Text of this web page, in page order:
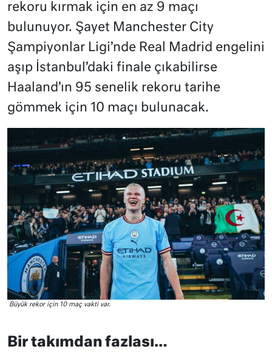
rekoru kırmak için en az 9 maçı
bulunuyor. Şayet Manchester City
Şampiyonlar Ligi’nde Real Madrid engelini
aşıp İstanbul’daki finale çıkabilirse
Haaland’ın 95 senelik rekoru tarihe
gömmek için 10 maçı bulunacak.
Büyük rekor için 10 maç vakti var.
Bir takımdan fazlası…